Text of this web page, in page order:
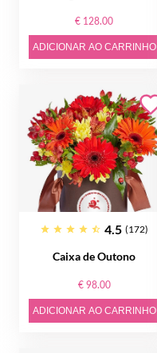
€ 128.00
ADICIONAR AO CARRINHO
4.5 (172)
Caixa de Outono
€ 98.00
ADICIONAR AO CARRINHO